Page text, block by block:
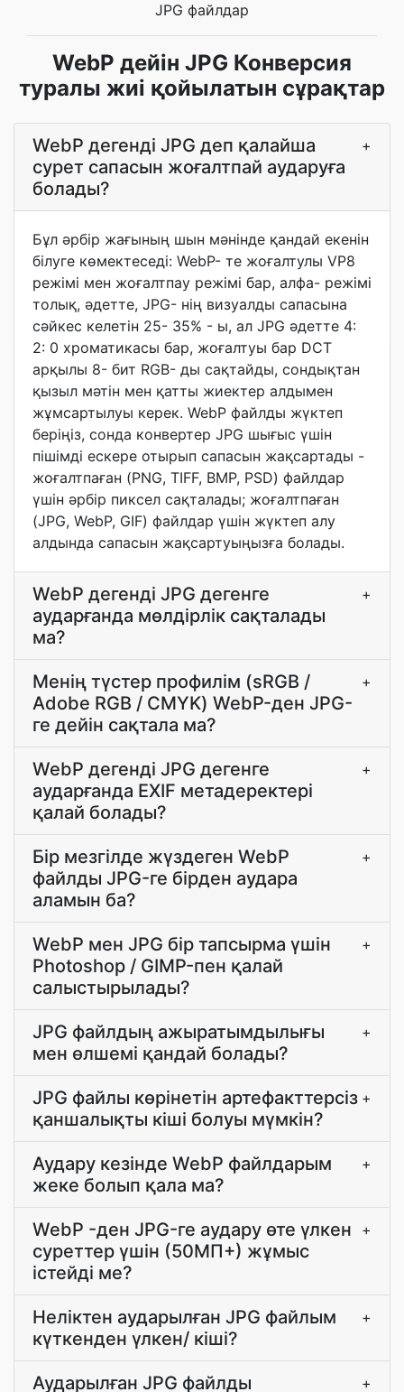
JPG файлдар
WebP дейін JPG Конверсия
туралы жиі қойылатын сұрақтар
WebP дегенді JPG деп қалайша
сурет сапасын жоғалтпай аударуға
болады?
+
Бұл әрбір жағының шын мәнінде қандай екенін
білуге көмектеседі: WebP- те жоғалтулы VP8
режімі мен жоғалтпау режімі бар, алфа- режімі
толық, әдетте, JPG- нің визуалды сапасына
сәйкес келетін 25- 35% - ы, ал JPG әдетте 4:
2: 0 хроматикасы бар, жоғалтуы бар DCT
арқылы 8- бит RGB- ды сақтайды, сондықтан
қызыл мәтін мен қатты жиектер алдымен
жұмсартылуы керек. WebP файлды жүктеп
беріңіз, сонда конвертер JPG шығыс үшін
пішімді ескере отырып сапасын жақсартады -
жоғалтпаған (PNG, TIFF, BMP, PSD) файлдар
үшін әрбір пиксел сақталады; жоғалтпаған
(JPG, WebP, GIF) файлдар үшін жүктеп алу
алдында сапасын жақсартуыңызға болады.
WebP дегенді JPG дегенге
аударғанда мөлдірлік сақталады
ма?
+
Менің түстер профилім (sRGB /
Adobe RGB / CMYK) WebP-ден JPG-
ге дейін сақтала ма?
+
WebP дегенді JPG дегенге
аударғанда EXIF метадеректері
қалай болады?
+
Бір мезгілде жүздеген WebP
файлды JPG-ге бірден аудара
аламын ба?
+
WebP мен JPG бір тапсырма үшін
Photoshop / GIMP-пен қалай
салыстырылады?
+
JPG файлдың ажыратымдылығы
мен өлшемі қандай болады?
+
JPG файлы көрінетін артефакттерсіз
қаншалықты кіші болуы мүмкін?
+
Аудару кезінде WebP файлдарым
жеке болып қала ма?
+
WebP -ден JPG-ге аудару өте үлкен
суреттер үшін (50МП+) жұмыс
істейді ме?
+
Неліктен аударылған JPG файлым
күткенден үлкен/ кіші?
+
Аударылған JPG файлды +